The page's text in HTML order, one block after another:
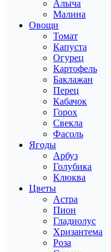
Алыча
Малина
Овощи
Томат
Капуста
Огурец
Картофель
Баклажан
Перец
Кабачок
Горох
Свекла
Фасоль
Ягоды
Арбуз
Голубика
Клюква
Цветы
Астра
Пион
Гладиолус
Хризантема
Роза